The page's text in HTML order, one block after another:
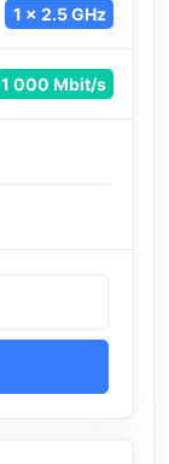
1 x 2.5 GHz
1 000 Mbit/s